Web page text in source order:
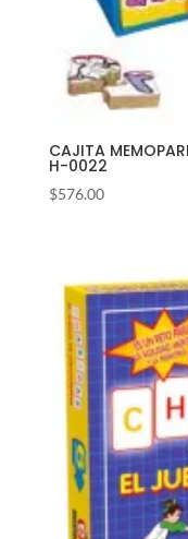
CAJITA
H-0022
$576.00